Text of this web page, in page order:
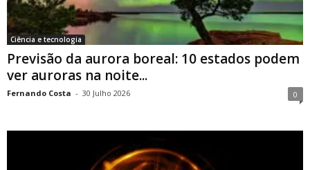
Ciência e tecnologia
Previsão da aurora boreal: 10 estados podem
ver auroras na noite...
Fernando Costa - 30 Julho 2026 0